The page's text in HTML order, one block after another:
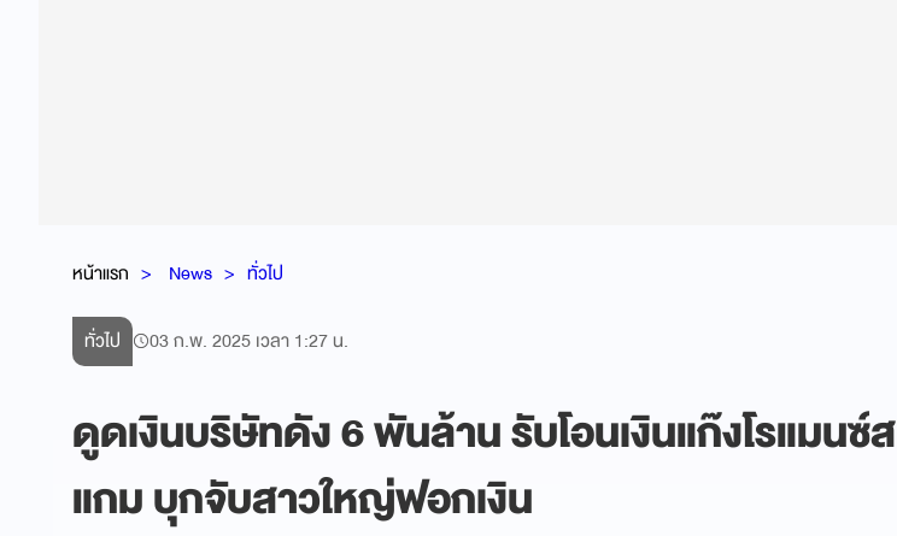
หน้าแรก News ทั่วไป
ทั่วไป 03 ก.พ. 2025 เวลา 1:27 น.
ดูดเงินบริษัทดัง 6 พันล้าน รับโอนเงินแก๊งโรแมนซ์ส
แกม บุกจับสาวใหญ่ฟอกเงิน